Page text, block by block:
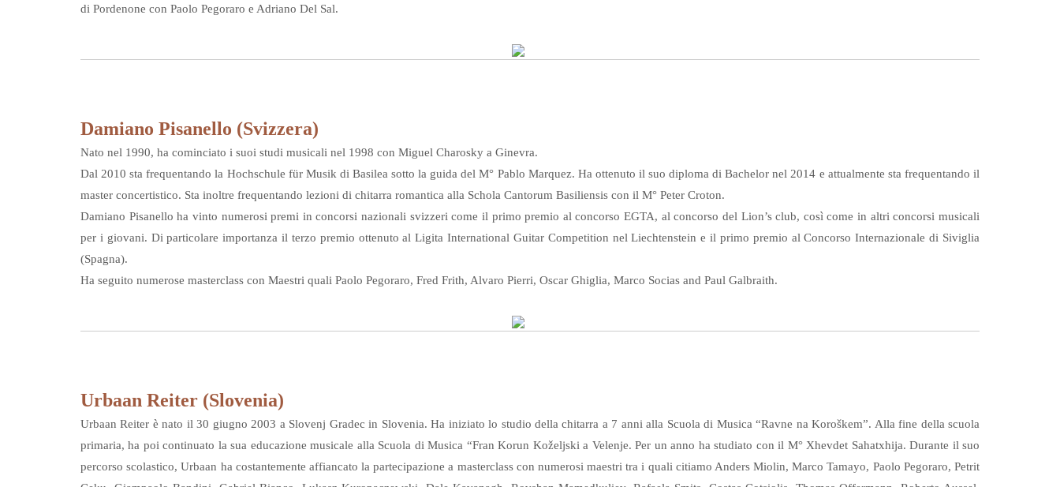
di Pordenone con Paolo Pegoraro e Adriano Del Sal.
Damiano Pisanello (Svizzera)
Nato nel 1990, ha cominciato i suoi studi musicali nel 1998 con Miguel Charosky a Ginevra.
Dal 2010 sta frequentando la Hochschule für Musik di Basilea sotto la guida del M° Pablo Marquez. Ha ottenuto il suo diploma di Bachelor nel 2014 e attualmente sta frequentando il
master concertistico. Sta inoltre frequentando lezioni di chitarra romantica alla Schola Cantorum Basiliensis con il M° Peter Croton.
Damiano Pisanello ha vinto numerosi premi in concorsi nazionali svizzeri come il primo premio al concorso EGTA, al concorso del Lion’s club, così come in altri concorsi musicali
per i giovani. Di particolare importanza il terzo premio ottenuto al Ligita International Guitar Competition nel Liechtenstein e il primo premio al Concorso Internazionale di Siviglia
(Spagna).
Ha seguito numerose masterclass con Maestri quali Paolo Pegoraro, Fred Frith, Alvaro Pierri, Oscar Ghiglia, Marco Socias and Paul Galbraith.
Urbaan Reiter (Slovenia)
Urbaan Reiter è nato il 30 giugno 2003 a Slovenj Gradec in Slovenia. Ha iniziato lo studio della chitarra a 7 anni alla Scuola di Musica “Ravne na Koroškem”. Alla fine della scuola
primaria, ha poi continuato la sua educazione musicale alla Scuola di Musica “Fran Korun Koželjski a Velenje. Per un anno ha studiato con il M° Xhevdet Sahatxhija. Durante il suo
percorso scolastico, Urbaan ha costantemente affiancato la partecipazione a masterclass con numerosi maestri tra i quali citiamo Anders Miolin, Marco Tamayo, Paolo Pegoraro, Petrit